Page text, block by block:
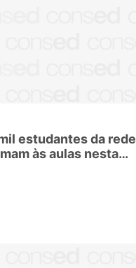
estudantes da rede
às aulas nesta